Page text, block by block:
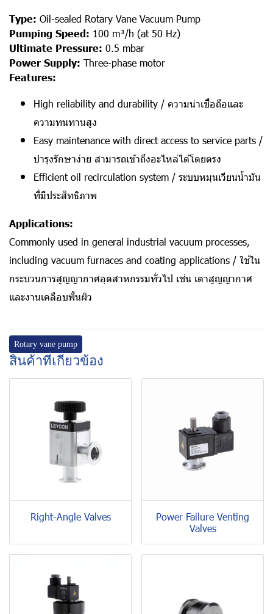
Type: Oil-sealed Rotary Vane Vacuum Pump
Pumping Speed: 100 m³/h (at 50 Hz)
Ultimate Pressure: 0.5 mbar
Power Supply: Three-phase motor
Features:
High reliability and durability / ความน่าเชื่อถือและ
ความทนทานสูง
Easy maintenance with direct access to service parts /
บำรุงรักษาง่าย สามารถเข้าถึงอะไหล่ได้โดยตรง
Efficient oil recirculation system / ระบบหมุนเวียนน้ำมัน
ที่มีประสิทธิภาพ
Applications:
Commonly used in general industrial vacuum processes,
including vacuum furnaces and coating applications / ใช้ใน
กระบวนการสูญญากาศอุตสาหกรรมทั่วไป เช่น เตาสูญญากาศ
และงานเคลือบพื้นผิว
Rotary vane pump
สินค้าที่เกี่ยวข้อง
Right-Angle Valves
Power Failure Venting
Valves